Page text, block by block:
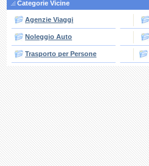
Categorie Vicine
Agenzie Viaggi
Noleggio Auto
Trasporto per Persone